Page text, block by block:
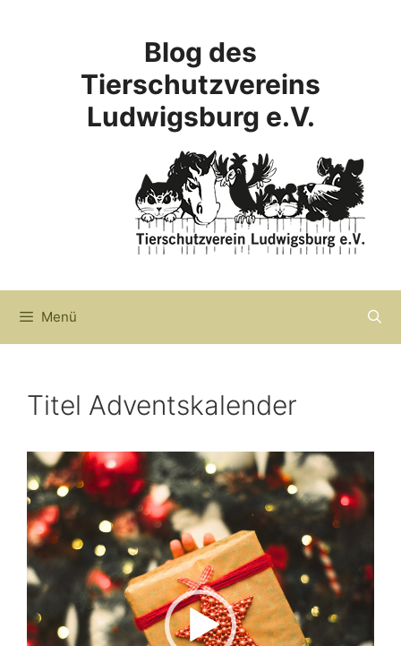
Blog des
Tierschutzvereins
Ludwigsburg e.V.
Menü
Titel Adventskalender
Video-
Player